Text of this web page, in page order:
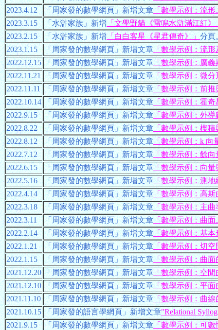
2023.4.12
「周家發的數學網頁」新增文章「數學示例：流形
2023.3.15
「水滸家族」新增「文學野貓《雷鳴水滸滿江紅》
2023.2.15
「水滸家族」新增「白白客星《星君傳奇》」分頁
2023.1.15
「周家發的數學網頁」新增文章「數學示例：流形
2022.12.15 「周家發的數學網頁」新增文章「數學示例：廣
2022.11.21 「周家發的數學網頁」新增文章「數學示例：微分
2022.11.11 「周家發的數學網頁」新增文章「數學示例：前推
2022.10.14 「周家發的數學網頁」新增文章「數學示例：霍
2022.9.15
「周家發的數學網頁」新增文章「數學示例：外導
2022.8.22
「周家發的數學網頁」新增文章「數學示例：楔積
2022.8.12
「周家發的數學網頁」新增文章「數學示例：k 向
2022.7.12
「周家發的數學網頁」新增文章「數學示例：餘向
2022.6.15
「周家發的數學網頁」新增文章「數學示例：向量
2022.5.16
「周家發的數學網頁」新增文章「數學示例：測地
2022.4.14
「周家發的數學網頁」新增文章「數學示例：高
2022.3.18
「周家發的數學網頁」新增文章「數學示例：主曲
2022.3.11
「周家發的數學網頁」新增文章「數學示例：曲
2022.2.14
「周家發的數學網頁」新增文章「數學示例：基本
2022.1.21
「周家發的數學網頁」新增文章「數學示例：切
2022.1.15
「周家發的數學網頁」新增文章「數學示例：曲面
2021.12.20 「周家發的數學網頁」新增文章「數學示例：空間
2021.12.10 「周家發的數學網頁」新增文章「數學示例：平面
2021.11.10 「周家發的數學網頁」新增文章「數學示例：曲線
2021.10.15 「周家發的語言學網頁」新增文章"Relational
2021.9.15
「周家發的數學網頁」新增文章「數學示例：可數